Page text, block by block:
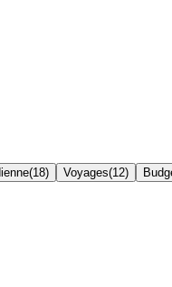
(18) Voyages(12)